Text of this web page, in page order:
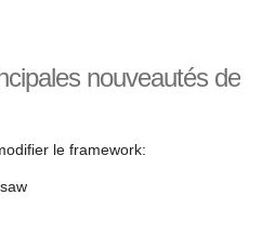
nouveautés de
le framework: